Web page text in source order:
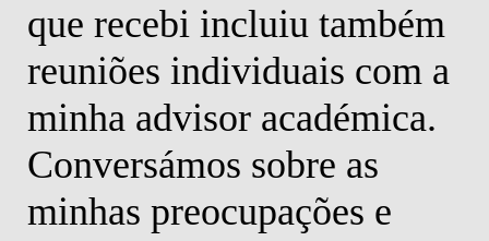
que recebi incluiu também
reuniões individuais com a
minha advisor académica.
Conversámos sobre as
minhas preocupações e